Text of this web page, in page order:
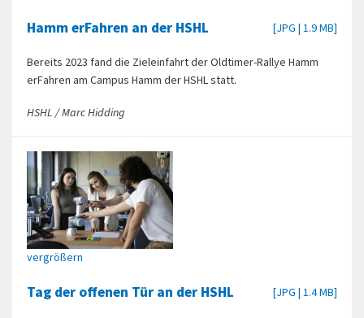
Hamm erFahren an der HSHL [JPG | 1.9 MB]
Bereits 2023 fand die Zieleinfahrt der Oldtimer-Rallye Hamm
erFahren am Campus Hamm der HSHL statt.
HSHL / Marc Hidding
vergrößern
Tag der offenen Tür an der HSHL [JPG | 1.4 MB]